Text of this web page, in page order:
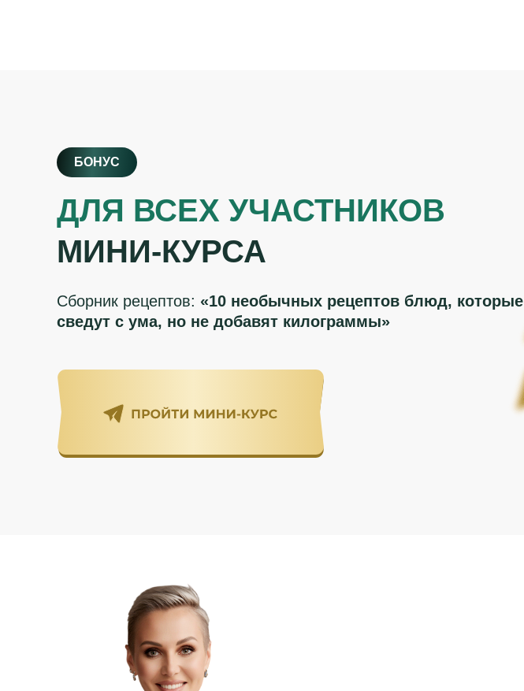
ДЛЯ ВСЕХ УЧАСТНИКОВ
МИНИ-КУРСА
Сборник рецептов: «10 необычных рецептов блюд, которые
сведут с ума, но не добавят килограммы»
БОНУС